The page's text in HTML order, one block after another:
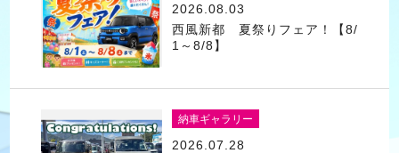
2026.08.03
西風新都 夏祭りフェア！【8/
1～8/8】
納車ギャラリー
2026.07.28